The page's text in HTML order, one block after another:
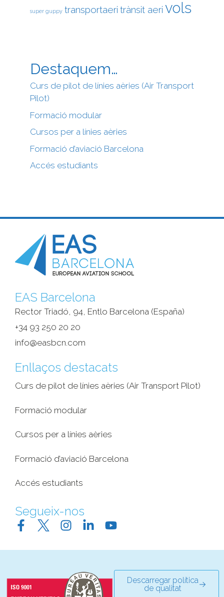
super guppy transportaeri trànsit aeri vols
Destaquem…
Curs de pilot de línies aèries (Air Transport
Pilot)
Formació modular
Cursos per a línies aèries
Formació d’aviació Barcelona
Accés estudiants
EAS Barcelona
Rector Triadó, 94, Entlo Barcelona (España)‎
+34 93 250 20 20
info@easbcn.com
Enllaços destacats
Curs de pilot de línies aèries (Air Transport Pilot)
Formació modular
Cursos per a línies aèries
Formació d’aviació Barcelona
Accés estudiants
Segueix-nos
Descarregar política
de qualitat